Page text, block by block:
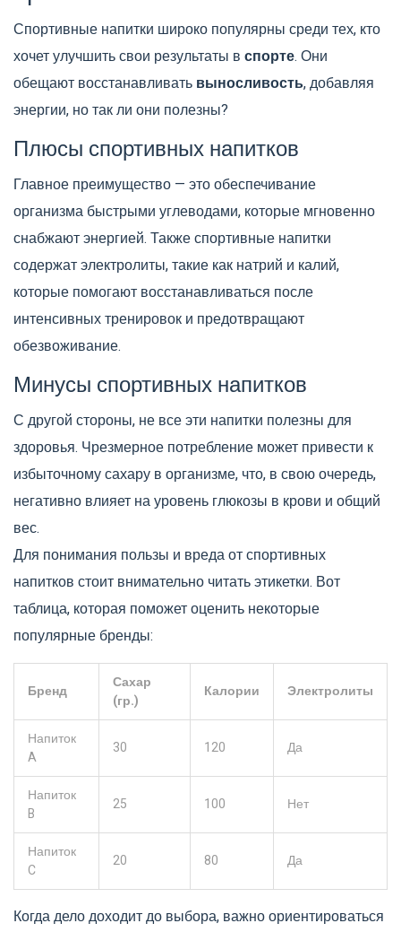
Спортивные напитки широко популярны среди тех, кто
хочет улучшить свои результаты в спорте. Они
обещают восстанавливать выносливость, добавляя
энергии, но так ли они полезны?
Плюсы спортивных напитков
Главное преимущество — это обеспечивание
организма быстрыми углеводами, которые мгновенно
снабжают энергией. Также спортивные напитки
содержат электролиты, такие как натрий и калий,
которые помогают восстанавливаться после
интенсивных тренировок и предотвращают
обезвоживание.
Минусы спортивных напитков
С другой стороны, не все эти напитки полезны для
здоровья. Чрезмерное потребление может привести к
избыточному сахару в организме, что, в свою очередь,
негативно влияет на уровень глюкозы в крови и общий
вес.
Для понимания пользы и вреда от спортивных
напитков стоит внимательно читать этикетки. Вот
таблица, которая поможет оценить некоторые
популярные бренды:
Бренд
Сахар
(гр.)
Калории Электролиты
Напиток
A
30 120 Да
Напиток
B
25 100 Нет
Напиток
C
20 80 Да
Когда дело доходит до выбора, важно ориентироваться